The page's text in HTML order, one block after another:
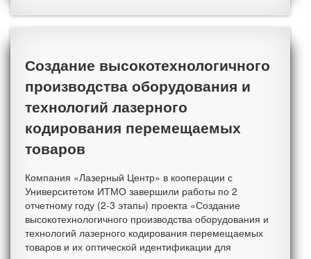
Создание высокотехнологичного
производства оборудования и
технологий лазерного
кодирования перемещаемых
товаров
Компания «Лазерный Центр» в кооперации с
Университетом ИТМО завершили работы по 2
отчетному году (2-3 этапы) проекта «Создание
высокотехнологичного производства оборудования и
технологий лазерного кодирования перемещаемых
товаров и их оптической идентификации для